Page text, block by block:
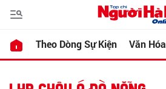
Theo Dòng Sự Kiện Văn Hóa